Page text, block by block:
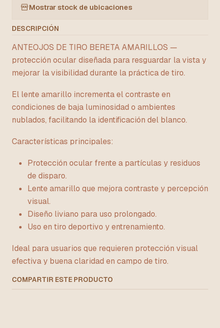
Mostrar stock de ubicaciones
DESCRIPCIÓN
ANTEOJOS DE TIRO BERETA AMARILLOS —
protección ocular diseñada para resguardar la vista y
mejorar la visibilidad durante la práctica de tiro.
El lente amarillo incrementa el contraste en
condiciones de baja luminosidad o ambientes
nublados, facilitando la identificación del blanco.
Características principales:
Protección ocular frente a partículas y residuos
de disparo.
Lente amarillo que mejora contraste y percepción
visual.
Diseño liviano para uso prolongado.
Uso en tiro deportivo y entrenamiento.
Ideal para usuarios que requieren protección visual
efectiva y buena claridad en campo de tiro.
COMPARTIR ESTE PRODUCTO